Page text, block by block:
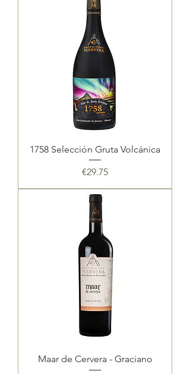
1758 Selección Gruta Volcánica
Price
€29.75
Maar de Cervera - Graciano